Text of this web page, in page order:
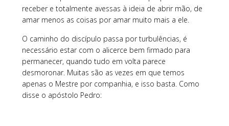
receber e totalmente avessas à ideia de abrir mão, de
amar menos as coisas por amar muito mais a ele.
O caminho do discípulo passa por turbulências, é
necessário estar com o alicerce bem firmado para
permanecer, quando tudo em volta parece
desmoronar. Muitas são as vezes em que temos
apenas o Mestre por companhia, e isso basta. Como
disse o apóstolo Pedro: